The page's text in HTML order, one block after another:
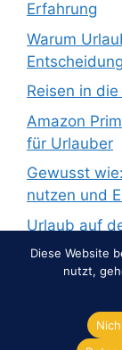
Erfahrung
Warum
Reisen in
Amazon
für Urlauber
Gewusst
nutzen und
Urlaub auf
© 2026
Diese Website
nutzt,